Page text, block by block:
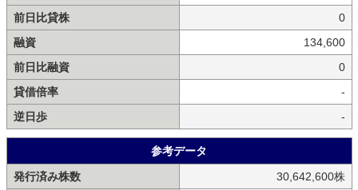
前日比貸株
0
融資
134,600
前日比融資
0
貸借倍率
-
逆日歩
-
参考データ
発行済み株数
30,642,600株